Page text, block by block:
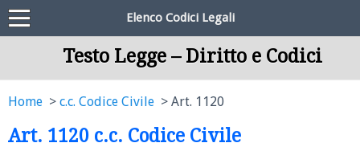
Elenco Codici Legali
Testo Legge – Diritto e Codici
Home c.c. Codice Civile Art. 1120
Art. 1120 c.c. Codice Civile